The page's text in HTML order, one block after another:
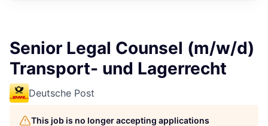
Senior Legal Counsel (m/w/d)
Transport- und Lagerrecht
Deutsche Post
This job is no longer accepting applications